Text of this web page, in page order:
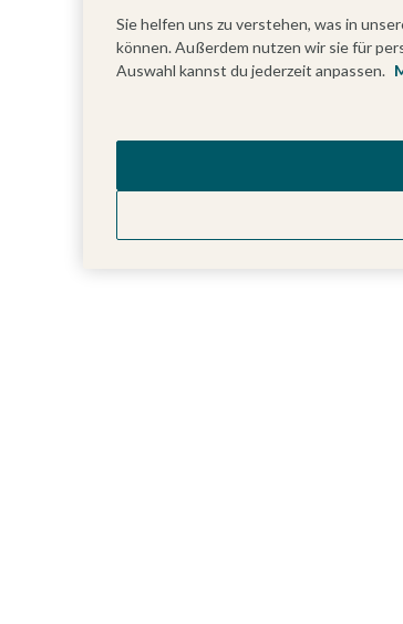
Sie helfen uns zu verstehen, was in
können. Außerdem nutzen wir sie für
Auswahl kannst du jederzeit anpassen.